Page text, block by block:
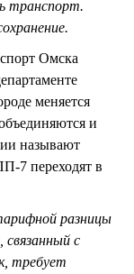
транспорт.
Омска
меняется
и
называют
7 переходят в
разницы
связанный с
требует